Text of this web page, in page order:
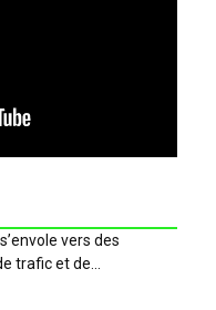
vers des
trafic et de...